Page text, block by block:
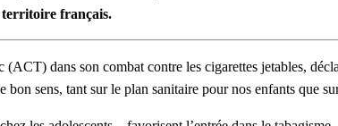
territoire français.
dans son combat contre les cigarettes jetables,
sens, tant sur le plan sanitaire pour nos enfants que